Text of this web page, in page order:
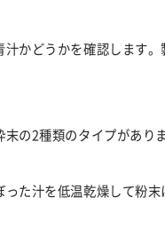
かどうかを確認します
の2種類のタイプがありま
た汁を低温乾燥して粉